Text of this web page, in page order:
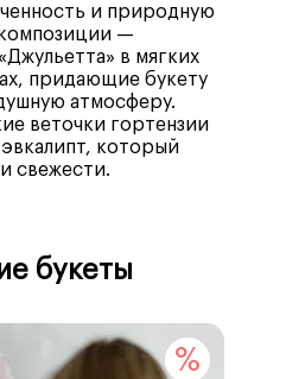
и природную
—
в мягких
придающие букету
атмосферу.
веточки гортензии
который
свежести.
системы, кредитные
также электронные
наших клиентов
предлагая
в отдаленные районы
доставки после
букеты
%